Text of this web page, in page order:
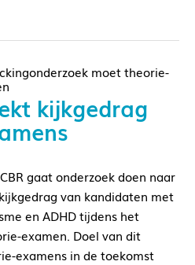
moet theorie-
kijkgedrag
gaat onderzoek doen naar
van kandidaten met
en ADHD tijdens het
examen. Doel van dit
examens in de toekomst